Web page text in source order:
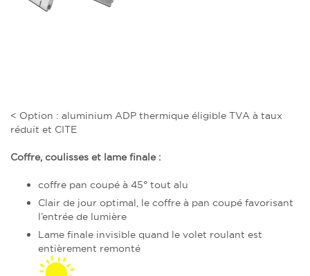
< Option : aluminium ADP thermique éligible TVA à taux
réduit et CITE
Coffre, coulisses et lame finale :
coffre pan coupé à 45° tout alu
Clair de jour optimal, le coffre à pan coupé favorisant
l’entrée de lumière
Lame finale invisible quand le volet roulant est
entièrement remonté